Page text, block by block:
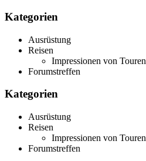
Kategorien
Ausrüstung
Reisen
Impressionen von Touren
Forumstreffen
Kategorien
Ausrüstung
Reisen
Impressionen von Touren
Forumstreffen